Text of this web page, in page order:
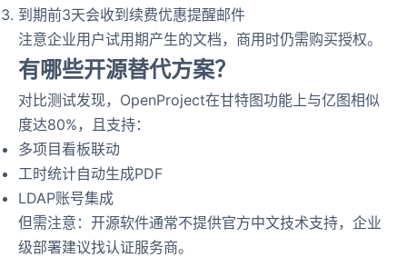
到期前3天会收到续费优惠提醒邮件
注意企业用户试用期产生的文档，商用时仍需购买授权。
有哪些开源替代方案？
对比测试发现，OpenProject在甘特图功能上与亿图相似
度达80%，且支持：
多项目看板联动
工时统计自动生成PDF
LDAP账号集成
但需注意：开源软件通常不提供官方中文技术支持，企业
级部署建议找认证服务商。